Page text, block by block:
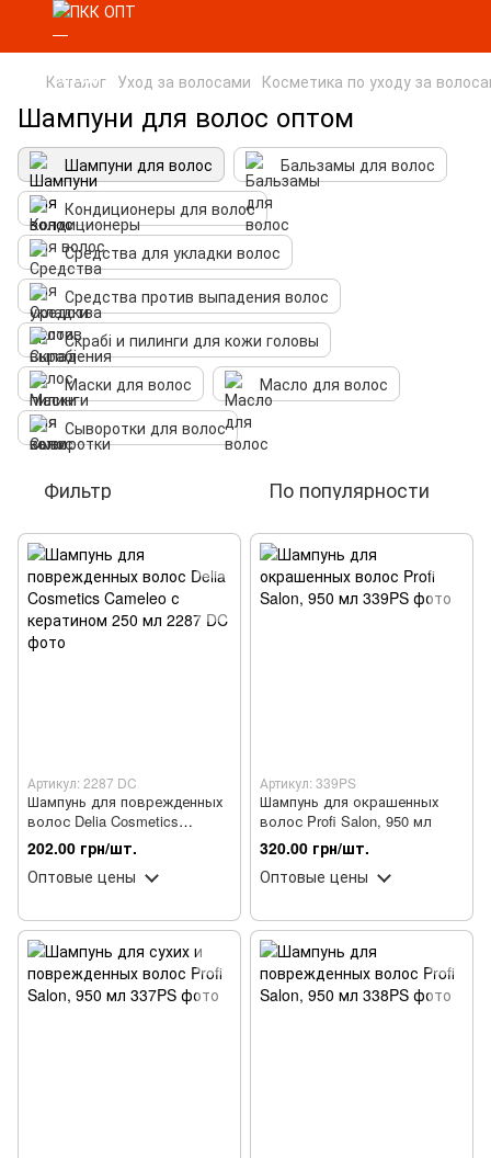
Каталог Уход за волосами Косметика по уходу за
Шампуни для волос оптом
Шампуни для волос
Бальзамы для волос
Кондиционеры для волос
Средства для укладки волос
Средства против выпадения волос
Скрабі и пилинги для кожи головы
Маски для волос
Масло для волос
Сыворотки для волос
Фильтр По популярности
Артикул: 2287 DC
Шампунь для поврежденных
волос Delia Cosmetics
Cameleo с кератином 250 мл
202.00 грн/шт.
Оптовые цены
Артикул: 339PS
Шампунь для окрашенных
волос Profi Salon, 950 мл
320.00 грн/шт.
Оптовые цены